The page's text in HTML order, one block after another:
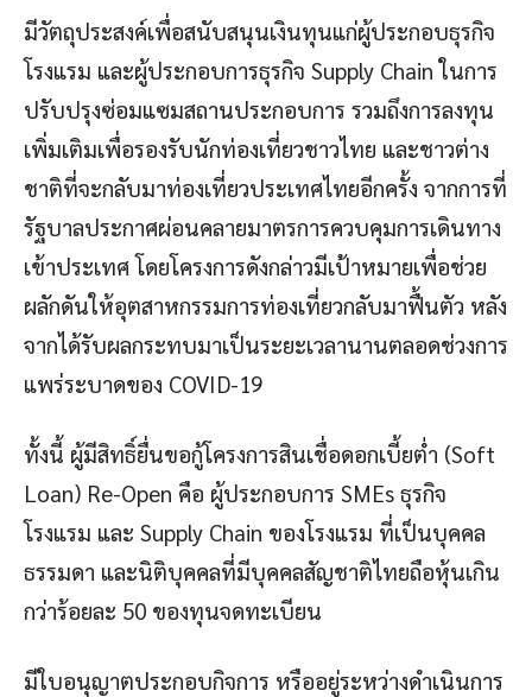
มีวัตถุประสงค์เพื่อสนับสนุนเงินทุนแก่ผู้ประกอบธุรกิจ
โรงแรม และผู้ประกอบการธุรกิจ Supply Chain ในการ
ปรับปรุงซ่อมแซมสถานประกอบการ รวมถึงการลงทุน
เพิ่มเติมเพื่อรองรับนักท่องเที่ยวชาวไทย และชาวต่าง
ชาติที่จะกลับมาท่องเที่ยวประเทศไทยอีกครั้ง จากการที่
รัฐบาลประกาศผ่อนคลายมาตรการควบคุมการเดินทาง
เข้าประเทศ โดยโครงการดังกล่าวมีเป้าหมายเพื่อช่วย
ผลักดันให้อุตสาหกรรมการท่องเที่ยวกลับมาฟื้นตัว หลัง
จากได้รับผลกระทบมาเป็นระยะเวลานานตลอดช่วงการ
แพร่ระบาดของ COVID-19
ทั้งนี้ ผู้มีสิทธิ์ยื่นขอกู้โครงการสินเชื่อดอกเบี้ยต่ำ (Soft
Loan) Re-Open คือ ผู้ประกอบการ SMEs ธุรกิจ
โรงแรม และ Supply Chain ของโรงแรม ที่เป็นบุคคล
ธรรมดา และนิติบุคคลที่มีบุคคลสัญชาติไทยถือหุ้นเกิน
กว่าร้อยละ 50 ของทุนจดทะเบียน
มีใบอนุญาตประกอบกิจการ หรืออยู่ระหว่างดำเนินการ